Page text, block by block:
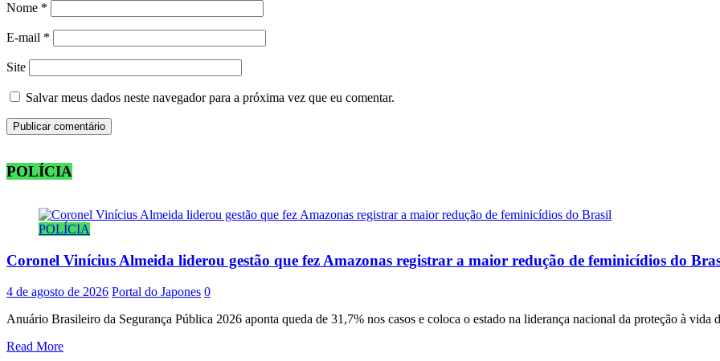
Nome *
E-mail *
Site
Salvar meus dados neste navegador para a próxima vez que eu comentar.
POLÍCIA
POLÍCIA
Coronel Vinícius Almeida liderou gestão que fez Amazonas registrar a maior redução de feminicídios do
4 de agosto de 2026 Portal do Japones 0
Anuário Brasileiro da Segurança Pública 2026 aponta queda de 31,7% nos casos e coloca o estado na liderança nacional da proteção à vida
Read More